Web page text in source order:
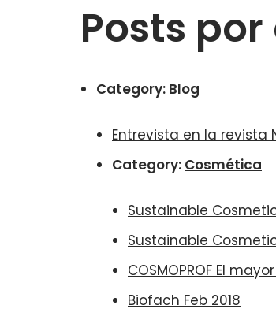
Posts
Category: Blog
Entrevista en la revista
Category: Cosmética
Sustainable
Sustainable
COSMOPROF El
Biofach Feb 2018